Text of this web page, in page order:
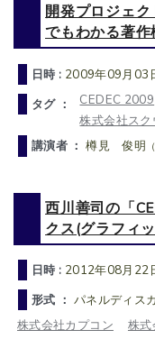
開発プロジェ
でもわかる著作
日時 : 2009年09月03
タグ ：
CEDEC 2009
株式会社ス
講演者 ：樽見 俊明
西川善司の「
クス(グラフィ
日時 : 2012年08月22
形式 ： パネルディス
株式会社カプコン
株式